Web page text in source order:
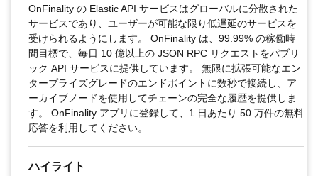
OnFinality の Elastic API サービスはグローバルに分散された
サービスであり、ユーザーが可能な限り低遅延のサービスを
受けられるようにします。 OnFinality は、99.99% の稼働時
間目標で、毎日 10 億以上の JSON RPC リクエストをパブリ
ック API サービスに提供しています。 無限に拡張可能なエン
タープライズグレードのエンドポイントに数秒で接続し、ア
ーカイブノードを使用してチェーンの完全な履歴を提供しま
す。 OnFinality アプリに登録して、1 日あたり 50 万件の無料
応答を利用してください。
ハイライト